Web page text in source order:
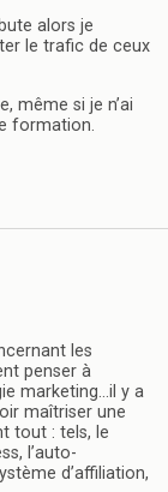
alors je
le trafic de ceux
même si je n’ai
formation.
les
penser à
marketing…il y a
maîtriser une
tout : tels, le
l’auto-
d’affiliation,